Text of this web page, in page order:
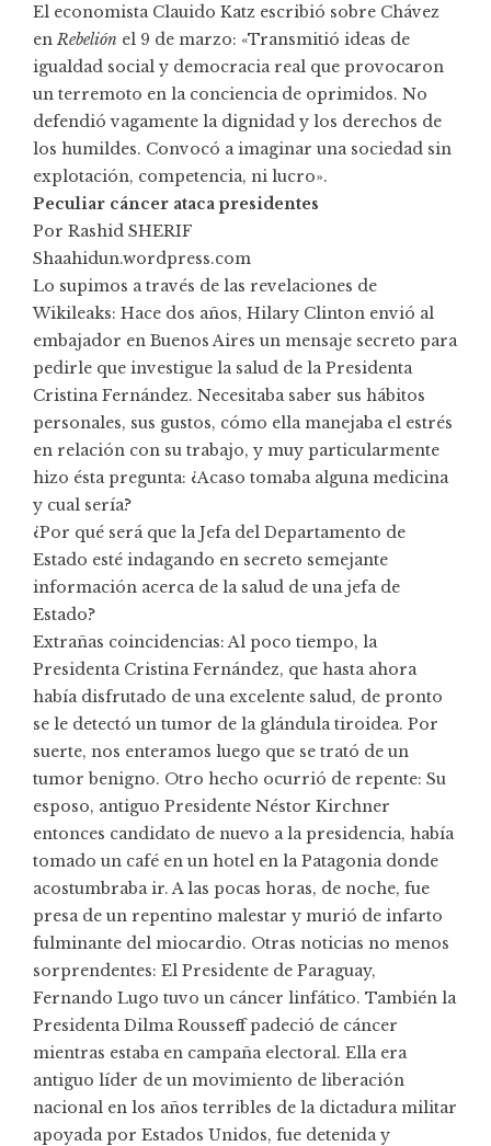
El economista Clauido Katz escribió sobre Chávez
en Rebelión el 9 de marzo: «Transmitió ideas de
igualdad social y democracia real que provocaron
un terremoto en la conciencia de oprimidos. No
defendió vagamente la dignidad y los derechos de
los humildes. Convocó a imaginar una sociedad sin
explotación, competencia, ni lucro».
Peculiar cáncer ataca presidentes
Por Rashid SHERIF
Shaahidun.wordpress.com
Lo supimos a través de las revelaciones de
Wikileaks: Hace dos años, Hilary Clinton envió al
embajador en Buenos Aires un mensaje secreto para
pedirle que investigue la salud de la Presidenta
Cristina Fernández. Necesitaba saber sus hábitos
personales, sus gustos, cómo ella manejaba el estrés
en relación con su trabajo, y muy particularmente
hizo ésta pregunta: ¿Acaso tomaba alguna medicina
y cual sería?
¿Por qué será que la Jefa del Departamento de
Estado esté indagando en secreto semejante
información acerca de la salud de una jefa de
Estado?
Extrañas coincidencias: Al poco tiempo, la
Presidenta Cristina Fernández, que hasta ahora
había disfrutado de una excelente salud, de pronto
se le detectó un tumor de la glándula tiroidea. Por
suerte, nos enteramos luego que se trató de un
tumor benigno. Otro hecho ocurrió de repente: Su
esposo, antiguo Presidente Néstor Kirchner
entonces candidato de nuevo a la presidencia, había
tomado un café en un hotel en la Patagonia donde
acostumbraba ir. A las pocas horas, de noche, fue
presa de un repentino malestar y murió de infarto
fulminante del miocardio. Otras noticias no menos
sorprendentes: El Presidente de Paraguay,
Fernando Lugo tuvo un cáncer linfático. También la
Presidenta Dilma Rousseff padeció de cáncer
mientras estaba en campaña electoral. Ella era
antiguo líder de un movimiento de liberación
nacional en los años terribles de la dictadura militar
apoyada por Estados Unidos, fue detenida y